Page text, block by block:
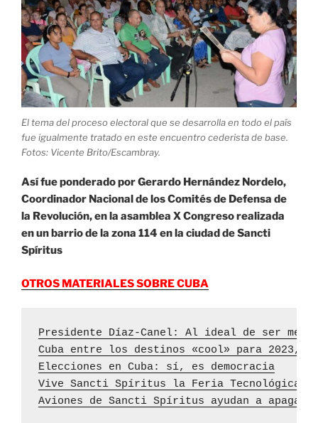
comunidades»
El tema del proceso electoral que se desarrolla en todo el país
fue igualmente tratado en este encuentro cederista de base.
Fotos: Vicente Brito/Escambray.
Así fue ponderado por Gerardo Hernández Nordelo,
Coordinador Nacional de los Comités de Defensa de
la Revolución, en la asamblea X Congreso realizada
en un barrio de la zona 114 en la ciudad de Sancti
Spíritus
OTROS MATERIALES SOBRE CUBA
Presidente Díaz-Canel: Al ideal de ser
Cuba entre los destinos «cool» para 2023,
Elecciones en Cuba: sí, es democracia
Vive Sancti Spíritus la Feria Tecnológica
Aviones de Sancti Spíritus ayudan a apagar